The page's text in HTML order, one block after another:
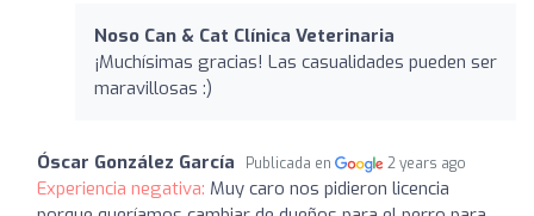
Noso Can & Cat Clínica Veterinaria
¡Muchísimas gracias! Las casualidades pueden ser
maravillosas :)
Óscar González García Publicada en 2 years ago
Experiencia negativa: Muy caro nos pidieron licencia